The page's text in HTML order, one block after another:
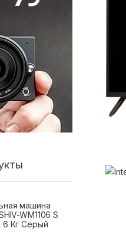
машина
WM1106 S
6 Кг Серый